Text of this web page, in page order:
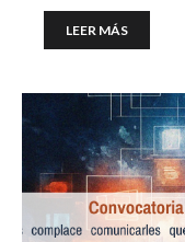
LEER MÁS